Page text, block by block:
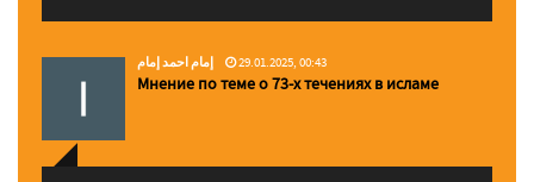
إمام احمد إمام 29.01.2025, 00:43
Мнение по теме о 73-х течениях в исламе